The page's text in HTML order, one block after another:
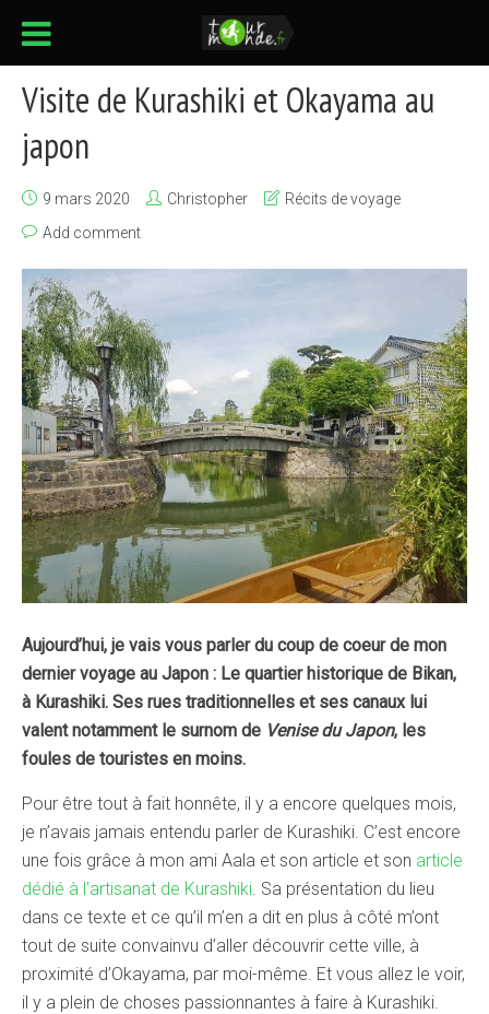
Visite de Kurashiki et Okayama au
japon
9 mars 2020 Christopher
Récits de voyage
Add comment
Aujourd’hui, je vais vous parler du coup de coeur de mon
dernier voyage au Japon : Le quartier historique de Bikan,
à Kurashiki. Ses rues traditionnelles et ses canaux lui
valent notamment le surnom de Venise du Japon, les
foules de touristes en moins.
Pour être tout à fait honnête, il y a encore quelques mois,
je n’avais jamais entendu parler de Kurashiki. C’est encore
une fois grâce à mon ami Aala et son article et son article
dédié à l’artisanat de Kurashiki. Sa présentation du lieu
dans ce texte et ce qu’il m’en a dit en plus à côté m’ont
tout de suite convainvu d’aller découvrir cette ville, à
proximité d’Okayama, par moi-même. Et vous allez le voir,
il y a plein de choses passionnantes à faire à Kurashiki.